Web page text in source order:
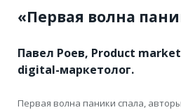
«Первая волна
Павел Роев, Product
digital-маркетолог.
Первая волна паники спала,